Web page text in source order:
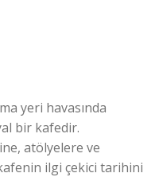
yeri havasında
bir kafedir.
atölyelere ve
ilgi çekici tarihini